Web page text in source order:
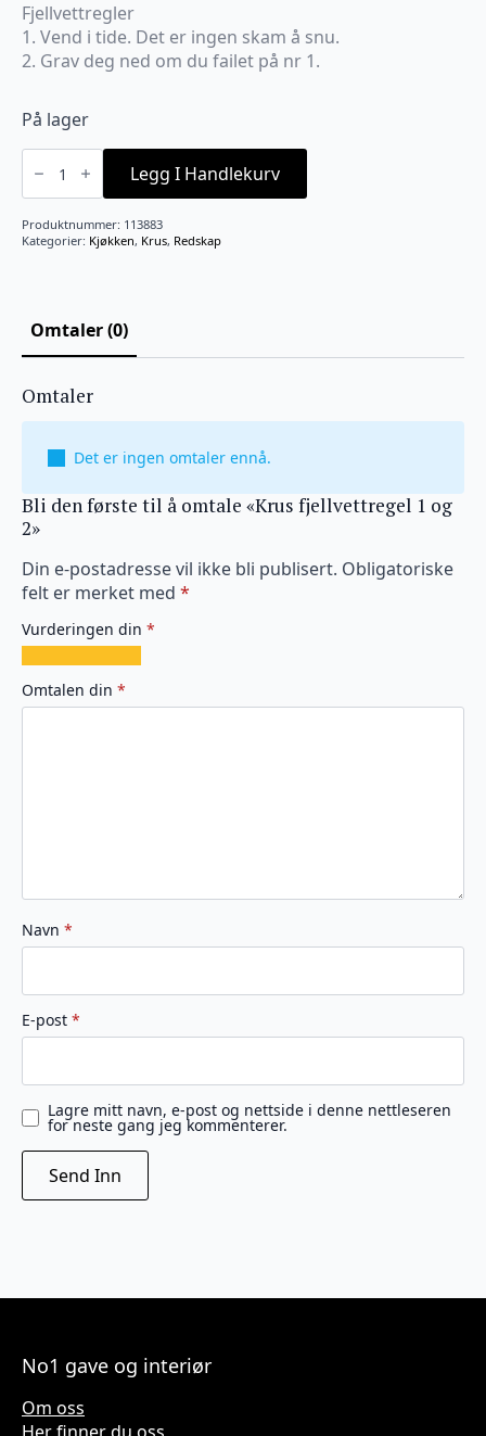
Fjellvettregler
1. Vend i tide. Det er ingen skam å snu.
2. Grav deg ned om du failet på nr 1.
På lager
Krus
fjellvettregel
og
2
antall
Legg I Handlekurv
Produktnummer: 113883
Kategorier: Kjøkken, Krus, Redskap
Omtaler (0)
Omtaler
Det er ingen omtaler ennå.
Bli den første til å omtale «Krus fjellvettregel 1 og
2»
Din e-postadresse vil ikke bli publisert. Obligatoriske
felt er merket med *
Vurderingen din *
av
5
av
5
av
5
av
5
av
5
Omtalen din *
Navn *
E-post *
Lagre mitt navn, e-post og nettside i denne nettleseren
for neste gang jeg kommenterer.
No1 gave og interiør
Om oss